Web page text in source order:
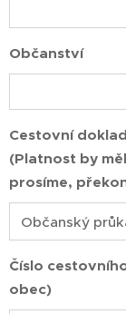
Občanství
Cestovní
(Platnost by
prosíme,
Číslo
obec)